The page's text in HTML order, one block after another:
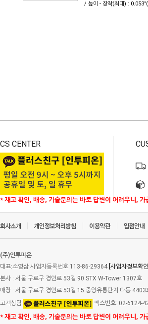
/ 높이 - 장착(최대) :
CS CENTER
* 재고 확인, 배송, 기술문의는 바로 답변이 어려우니,
(주)인투피온
대표:소영삼 사업자등록번호:113-86-29364 [사업자정보확인]
본사 : 서울 구로구 경인로 53길 90 STX W-Tower 1307호
매장 : 서울 구로구 경인로 53길 15 중앙유통단지 다동 4403
고객상담
팩스번호: 02-6124-
* 재고 확인, 배송, 기술문의는 바로 답변이 어려우니,